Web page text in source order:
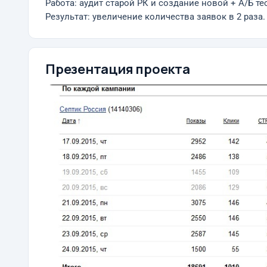
Работа: аудит старой РК и создание новой + А/Б
Результат: увеличение количества заявок в 2 раза.
Презентация проекта